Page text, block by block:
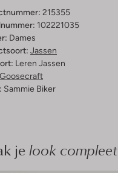
215355
102221035
Dames
Jassen
Leren Jassen
Goosecraft
Sammie Biker
je look compleet